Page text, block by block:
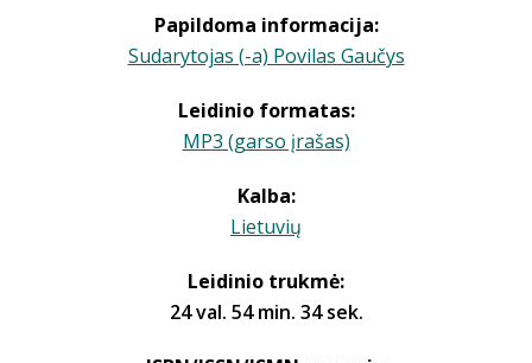
Papildoma informacija:
Sudarytojas (-a) Povilas Gaučys
Leidinio formatas:
MP3 (garso įrašas)
Kalba:
Lietuvių
Leidinio trukmė:
24 val. 54 min. 34 sek.